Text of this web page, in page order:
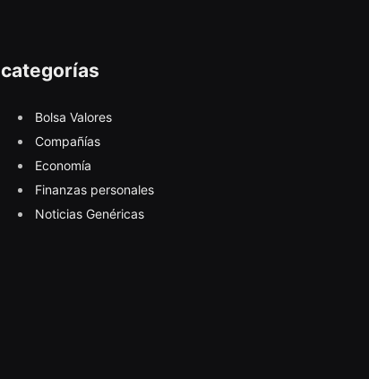
categorías
Bolsa Valores
Compañías
Economía
Finanzas personales
Noticias Genéricas